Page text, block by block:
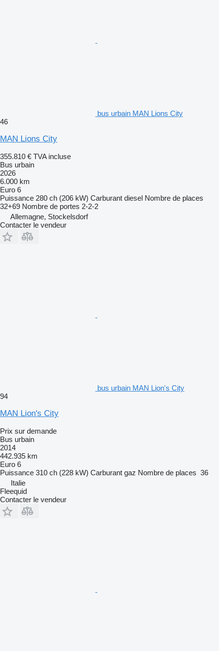
bus urbain MAN Lions City
46
MAN Lions City
355.810 € TVA incluse
Bus urbain
2026
6.000 km
Euro 6
Puissance 280 ch (206 kW) Carburant diesel Nombre de places
32+69 Nombre de portes 2-2-2
Allemagne, Stockelsdorf
Contacter le vendeur
bus urbain MAN Lion's City
94
MAN Lion's City
Prix sur demande
Bus urbain
2014
442.935 km
Euro 6
Puissance 310 ch (228 kW) Carburant gaz Nombre de places 36
Italie
Fleequid
Contacter le vendeur